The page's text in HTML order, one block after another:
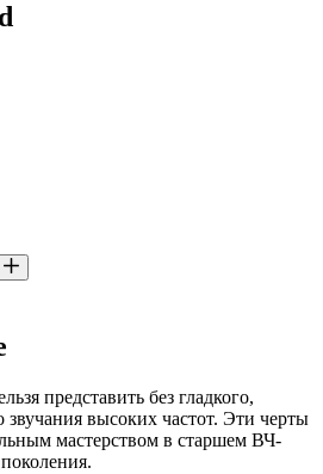
представить без гладкого,
звучания высоких частот. Эти черты
мастерством в старшем ВЧ-